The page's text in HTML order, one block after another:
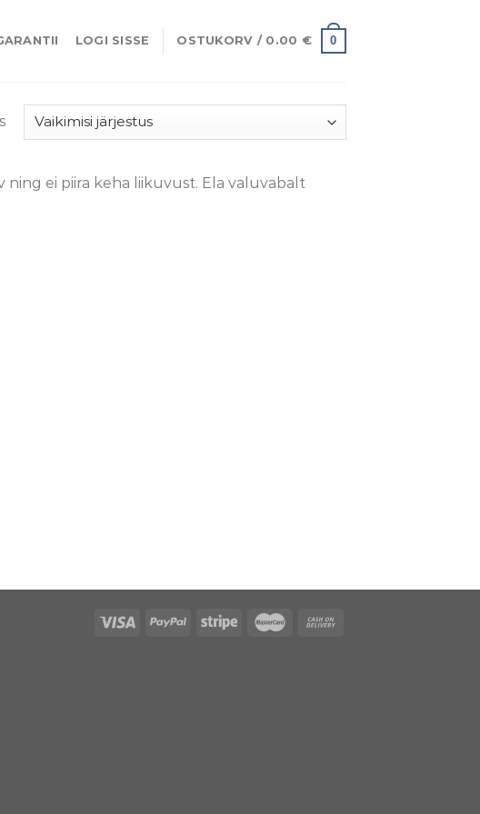
LOGI SISSE OSTUKORV / 0.00 € 0
ei piira keha liikuvust. Ela valuvabalt